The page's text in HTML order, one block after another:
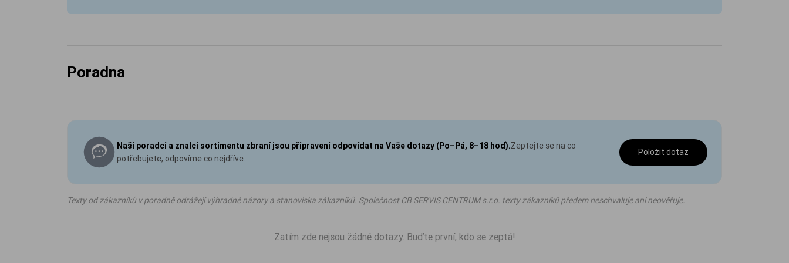
Poradna
Naši poradci a znalci sortimentu zbraní jsou připraveni odpovídat na Vaše dotazy (Po–Pá, 8–18 hod).Zeptejte se na co
potřebujete, odpovíme co nejdříve.
Položit dotaz
Texty od zákazníků v poradně odrážejí výhradně názory a stanoviska zákazníků. Společnost CB SERVIS CENTRUM s.r.o. texty zákazníků předem neschvaluje ani neověřuje.
Zatím zde nejsou žádné dotazy. Buďte první, kdo se zeptá!